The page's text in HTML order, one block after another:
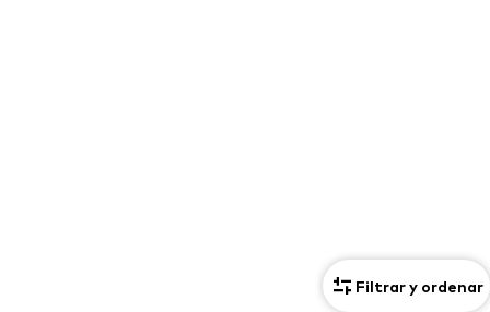
Filtrar y ordenar